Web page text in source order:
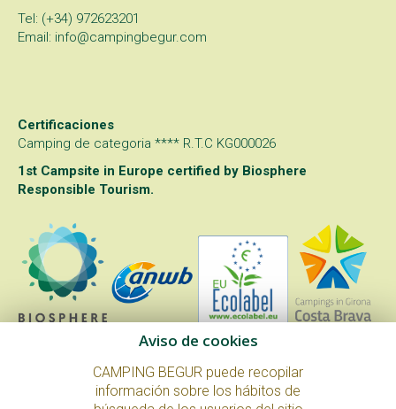
Tel: (+34) 972623201
Email: info@campingbegur.com
Certificaciones
Camping de categoria **** R.T.C KG000026
1st Campsite in Europe certified by Biosphere
Responsible Tourism.
Aviso de cookies
CAMPING BEGUR puede recopilar
información sobre los hábitos de